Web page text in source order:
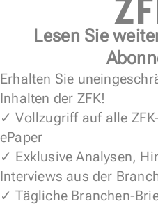
Lesen Sie
Erhalten Sie
Inhalten der ZFK!
✓ Vollzugriff auf alle
ePaper
✓ Exklusive Analysen,
Interviews aus der
✓ Tägliche Branchen-